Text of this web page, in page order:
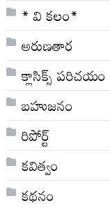
* వి క‌లం*
అరుణతార
క్లాసిక్స్ ప‌రిచ‌యం
బహుజనం
రిపోర్ట్
కవిత్వం
కథనం